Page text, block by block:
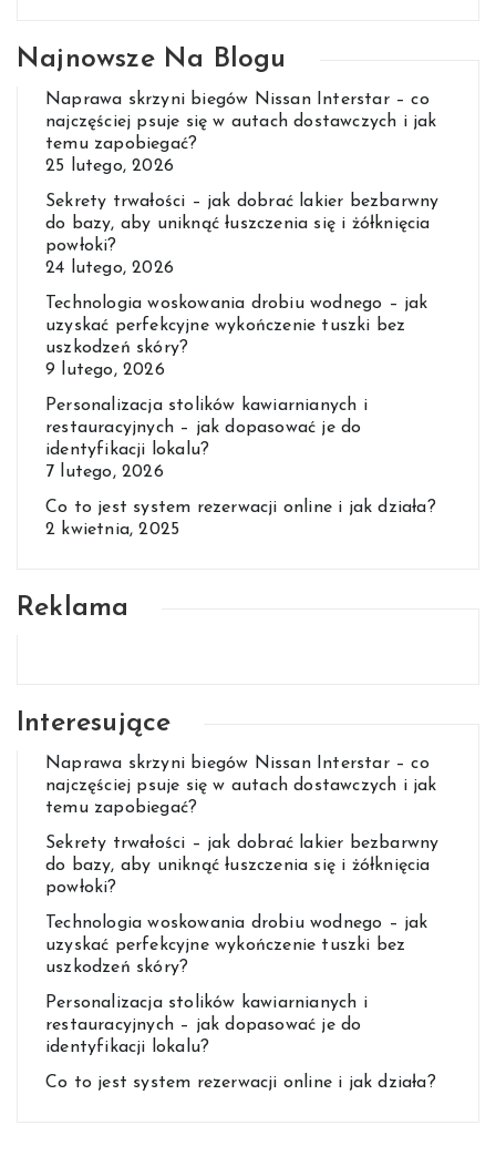
Najnowsze Na Blogu
Naprawa skrzyni biegów Nissan Interstar – co
najczęściej psuje się w autach dostawczych i jak
temu zapobiegać?
25 lutego, 2026
Sekrety trwałości – jak dobrać lakier bezbarwny
do bazy, aby uniknąć łuszczenia się i żółknięcia
powłoki?
24 lutego, 2026
Technologia woskowania drobiu wodnego – jak
uzyskać perfekcyjne wykończenie tuszki bez
uszkodzeń skóry?
9 lutego, 2026
Personalizacja stolików kawiarnianych i
restauracyjnych – jak dopasować je do
identyfikacji lokalu?
7 lutego, 2026
Co to jest system rezerwacji online i jak działa?
2 kwietnia, 2025
Reklama
Interesujące
Naprawa skrzyni biegów Nissan Interstar – co
najczęściej psuje się w autach dostawczych i jak
temu zapobiegać?
Sekrety trwałości – jak dobrać lakier bezbarwny
do bazy, aby uniknąć łuszczenia się i żółknięcia
powłoki?
Technologia woskowania drobiu wodnego – jak
uzyskać perfekcyjne wykończenie tuszki bez
uszkodzeń skóry?
Personalizacja stolików kawiarnianych i
restauracyjnych – jak dopasować je do
identyfikacji lokalu?
Co to jest system rezerwacji online i jak działa?